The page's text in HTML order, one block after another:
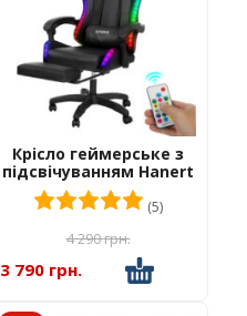
з 5
Крісло геймерське з
підсвічуванням Hanert
G-Force Black + RGB
Оцінено в
(5)
4 290грн.
3 790 грн.